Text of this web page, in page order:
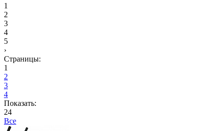
1
2
3
4
5
›
Страницы:
1
2
3
4
Показать:
24
Все